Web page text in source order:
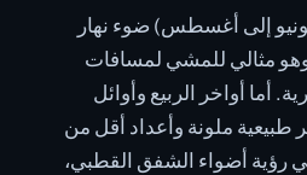
إلى أغسطس) ضوء نهار
24 ساعة، وهو مثالي للمشي لمسافات
أما أواخر الربيع وأوائل
طبيعية ملونة وأعداد أقل من
رؤية أضواء الشفق القطبي،